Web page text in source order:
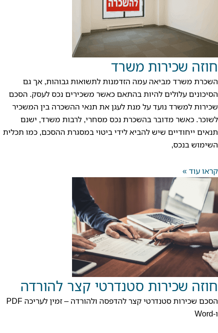
חוזה שכירות משרד
השכרת משרד מביאה עמה הזדמנות לתשואות גבוהות, אך גם
הסיכונים עלולים להיות בהתאם כאשר משכירים נכס לעסק. הסכם
שכירות למשרד נועד על מנת לעגן את תנאי ההשכרה בין המשכיר
לשוכר. כאשר מדובר בהשכרת נכס מסחרי, לרבות משרד, ישנם
תנאים ייחודיים שיש להביא לידי ביטוי במסגרת ההסכם, כמו תכלית
השימוש בנכס,
קראו עוד »
חוזה שכירות סטנדרטי קצר להורדה
הסכם שכירות סטנדרטי קצר להדפסה ולהורדה – זמין לעריכה PDF
ו-Word